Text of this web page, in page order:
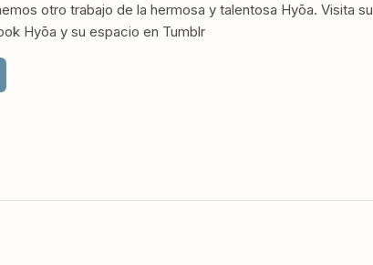
otro trabajo de la hermosa y talentosa Hyōa. Visita su
Hyōa y su espacio en Tumblr